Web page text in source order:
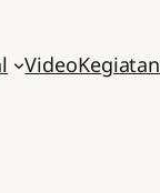
VideoKegiatan